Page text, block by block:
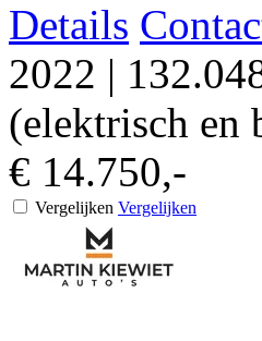
Details
2022 |
(elektrisch en
€ 14.750,-
Vergelijken Vergelijken